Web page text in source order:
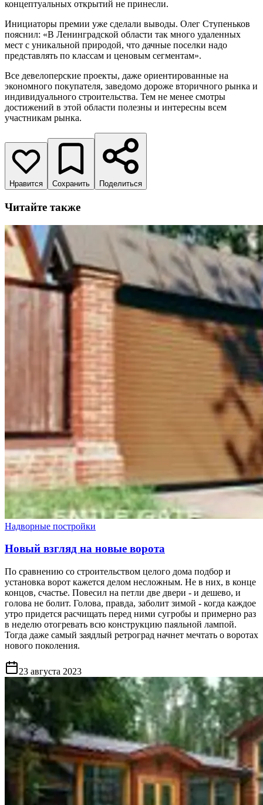
концептуальных открытий не принесли.
Инициаторы премии уже сделали выводы. Олег Ступеньков
пояснил: «В Ленинградской области так много удаленных
мест с уникальной природой, что дачные поселки надо
представлять по классам и ценовым сегментам».
Все девелоперские проекты, даже ориентированные на
экономного покупателя, заведомо дороже вторичного рынка и
индивидуального строительства. Тем не менее смотры
достижений в этой области полезны и интересны всем
участникам рынка.
Нравится Сохранить Поделиться
Читайте также
Надворные постройки
Новый взгляд на новые ворота
По сравнению со строительством целого дома подбор и
установка ворот кажется делом несложным. Не в них, в конце
концов, счастье. Повесил на петли две двери - и дешево, и
голова не болит. Голова, правда, заболит зимой - когда каждое
утро придется расчищать перед ними сугробы и примерно раз
в неделю отогревать всю конструкцию паяльной лампой.
Тогда даже самый заядлый ретроград начнет мечтать о воротах
нового поколения.
23 августа 2023